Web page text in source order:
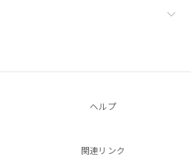
ヘルプ
関連リンク